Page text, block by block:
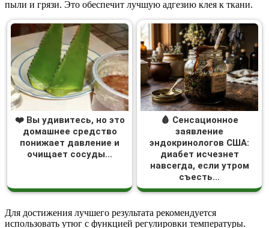
пыли и грязи. Это обеспечит лучшую адгезию клея к ткани.
❤️ Вы удивитесь, но это
домашнее средство
понижает давление и
очищает сосуды...
🩸 Сенсационное
заявление
эндокринологов США:
диабет исчезнет
навсегда, если утром
съесть...
Для достижения лучшего результата рекомендуется
использовать утюг с функцией регулировки температуры.